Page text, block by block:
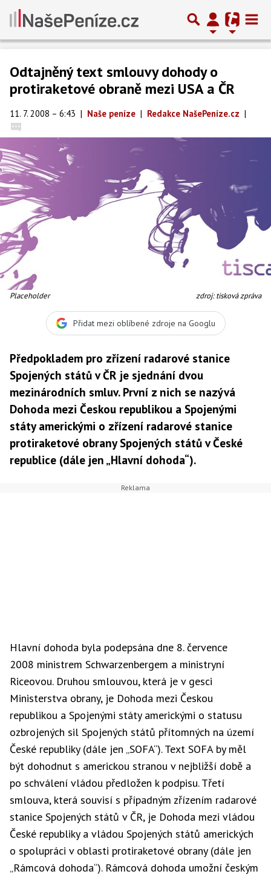
Odtajněný text smlouvy dohody o
protiraketové obraně mezi USA a ČR
11. 7. 2008 – 6:43 | Naše peníze | Redakce NašePeníze.cz |
Placeholder zdroj: tisková zpráva
Přidat mezi oblíbené zdroje na Googlu
Předpokladem pro zřízení radarové stanice
Spojených států v ČR je sjednání dvou
mezinárodních smluv. První z nich se nazývá
Dohoda mezi Českou republikou a Spojenými
státy americkými o zřízení radarové stanice
protiraketové obrany Spojených států v České
republice (dále jen „Hlavní dohoda“).
Hlavní dohoda byla podepsána dne 8. července
2008 ministrem Schwarzenbergem a ministryní
Riceovou. Druhou smlouvou, která je v gesci
Ministerstva obrany, je Dohoda mezi Českou
republikou a Spojenými státy americkými o statusu
ozbrojených sil Spojených států přítomných na území
České republiky (dále jen „SOFA“). Text SOFA by měl
být dohodnut s americkou stranou v nejbližší době a
po schválení vládou předložen k podpisu. Třetí
smlouva, která souvisí s případným zřízením radarové
stanice Spojených států v ČR, je Dohoda mezi vládou
České republiky a vládou Spojených států amerických
o spolupráci v oblasti protiraketové obrany (dále jen
„Rámcová dohoda“). Rámcová dohoda umožní českým